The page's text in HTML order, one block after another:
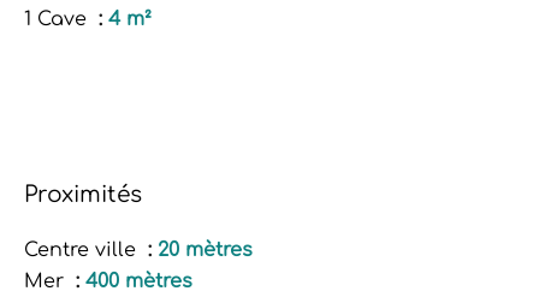
1 Cave
4 m²
Proximités
Centre ville
20 mètres
Mer
400 mètres